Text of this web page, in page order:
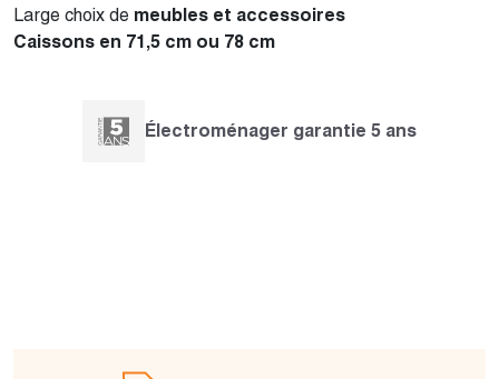
Large choix de meubles et accessoires
Caissons en 71,5 cm ou 78 cm
Électroménager garantie 5 ans